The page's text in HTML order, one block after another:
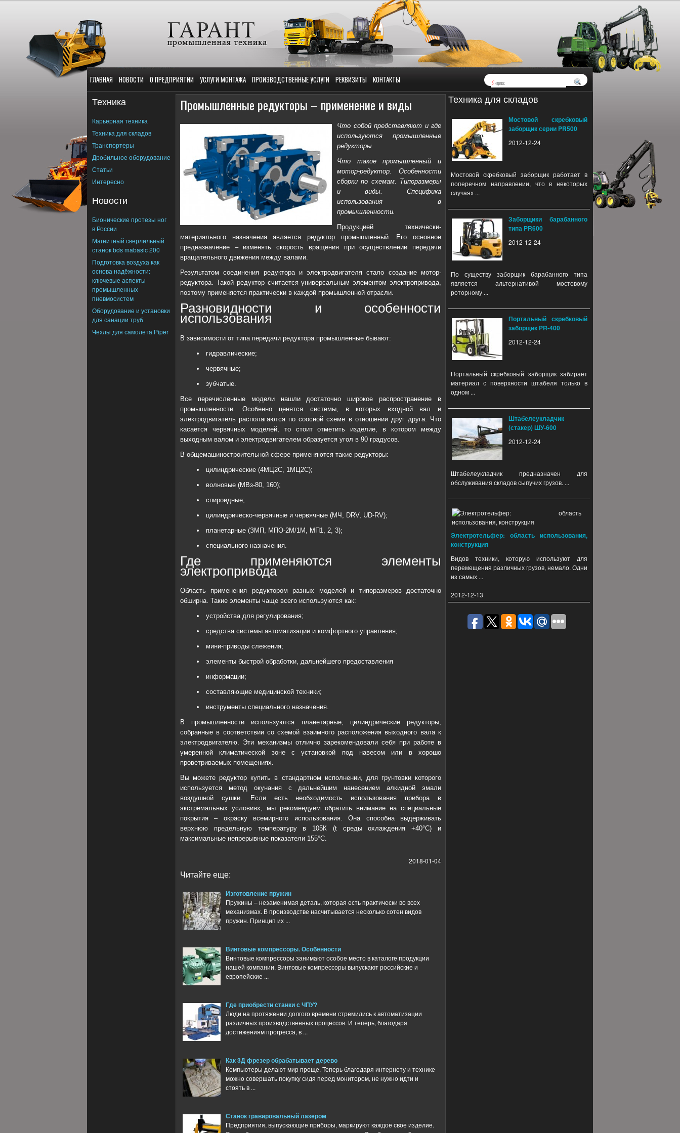
ГЛАВНАЯ НОВОСТИ О ПРЕДПРИЯТИИ УСЛУГИ МОНТАЖА ПРОИЗВОДСТВЕННЫЕ УСЛУГИ РЕКВИЗИТЫ КОНТАКТЫ
Техника
Карьерная техника
Техника для складов
Транспортеры
Дробильное оборудование
Статьи
Интересно
Новости
Бионические протезы ног
в России
Магнитный сверлильный
станок bds mabasic 200
Подготовка воздуха как
основа надёжности:
ключевые аспекты
промышленных
пневмосистем
Оборудование и установки
для санации труб
Чехлы для самолета Piper
Промышленные редукторы – применение и виды
Что собой представляют и где
используются промышленные
редукторы
Что такое промышленный и
мотор-редуктор. Особенности
сборки по схемам. Типоразмеры
и виды. Специфика
использования в
промышленности.
Продукцией технически-
материального назначения является редуктор промышленный. Его основное
предназначение – изменять скорость вращения при осуществлении передачи
вращательного движения между валами.
Результатом соединения редуктора и электродвигателя стало создание мотор-
редуктора. Такой редуктор считается универсальным элементом электропривода,
поэтому применяется практически в каждой промышленной отрасли.
Разновидности и особенности
использования
В зависимости от типа передачи редуктора промышленные бывают:
гидравлические;
червячные;
зубчатые.
Все перечисленные модели нашли достаточно широкое распространение в
промышленности. Особенно ценятся системы, в которых входной вал и
электродвигатель располагаются по соосной схеме в отношении друг друга. Что
касается червячных моделей, то стоит отметить изделие, в котором между
выходным валом и электродвигателем образуется угол в 90 градусов.
В общемашиностроительной сфере применяются такие редукторы:
цилиндрические (4МЦ2С, 1МЦ2С);
волновые (МВз-80, 160);
спироидные;
цилиндрическо-червячные и червячные (МЧ, DRV, UD-RV);
планетарные (ЗМП, МПО-2М/1М, МП1, 2, 3);
специального назначения.
Где применяются элементы
электропривода
Область применения редуктором разных моделей и типоразмеров достаточно
обширна. Такие элементы чаще всего используются как:
устройства для регулирования;
средства системы автоматизации и комфортного управления;
мини-приводы слежения;
элементы быстрой обработки, дальнейшего предоставления
информации;
составляющие медицинской техники;
инструменты специального назначения.
В промышленности используются планетарные, цилиндрические редукторы,
собранные в соответствии со схемой взаимного расположения выходного вала к
электродвигателю. Эти механизмы отлично зарекомендовали себя при работе в
умеренной климатической зоне с установкой под навесом или в хорошо
проветриваемых помещениях.
Вы можете редуктор купить в стандартном исполнении, для грунтовки которого
используется метод окунания с дальнейшим нанесением алкидной эмали
воздушной сушки. Если есть необходимость использования прибора в
экстремальных условиях, мы рекомендуем обратить внимание на специальные
покрытия – окраску всемирного использования. Она способна выдерживать
верхнюю предельную температуру в 105К (t среды охлаждения +40°С) и
максимальные непрерывные показатели 155°С.
2018-01-04
Читайте еще:
Изготовление пружин
Пружины – незаменимая деталь, которая есть практически во всех
механизмах. В производстве насчитывается несколько сотен видов
пружин. Принцип их ...
Винтовые компрессоры. Особенности
Винтовые компрессоры занимают особое место в каталоге продукции
нашей компании. Винтовые компрессоры выпускают российские и
европейские ...
Где приобрести станки с ЧПУ?
Люди на протяжении долгого времени стремились к автоматизации
различных производственных процессов. И теперь, благодаря
достижениям прогресса, в ...
Как 3Д фрезер обрабатывает дерево
Компьютеры делают мир проще. Теперь благодаря интернету и технике
можно совершать покупку сидя перед монитором, не нужно идти и
стоять в ...
Станок гравировальный лазером
Предприятия, выпускающие приборы, маркируют каждое свое изделие.
Техника для складов
Мостовой скребковый
заборщик серии PR500
Мостовой скребковый заборщик работает в
поперечном направлении, что в некоторых
случаях ...
2012-12-24
Заборщики барабанного
типа PR600
По существу заборщик барабанного типа
является альтернативой мостовому
роторному ...
2012-12-24
Портальный скребковый
заборщик PR-400
Портальный скребковый заборщик забирает
материал с поверхности штабеля только в
одном ...
2012-12-24
Штабелеукладчик
(стакер) ШУ-600
Штабелеукладчик предназначен для
обслуживания складов сыпучих грузов. ...
2012-12-24
Электротельфер: область использования,
конструкция
Видов техники, которую используют для
перемещения различных грузов, немало. Одни
из самых ...
2012-12-13